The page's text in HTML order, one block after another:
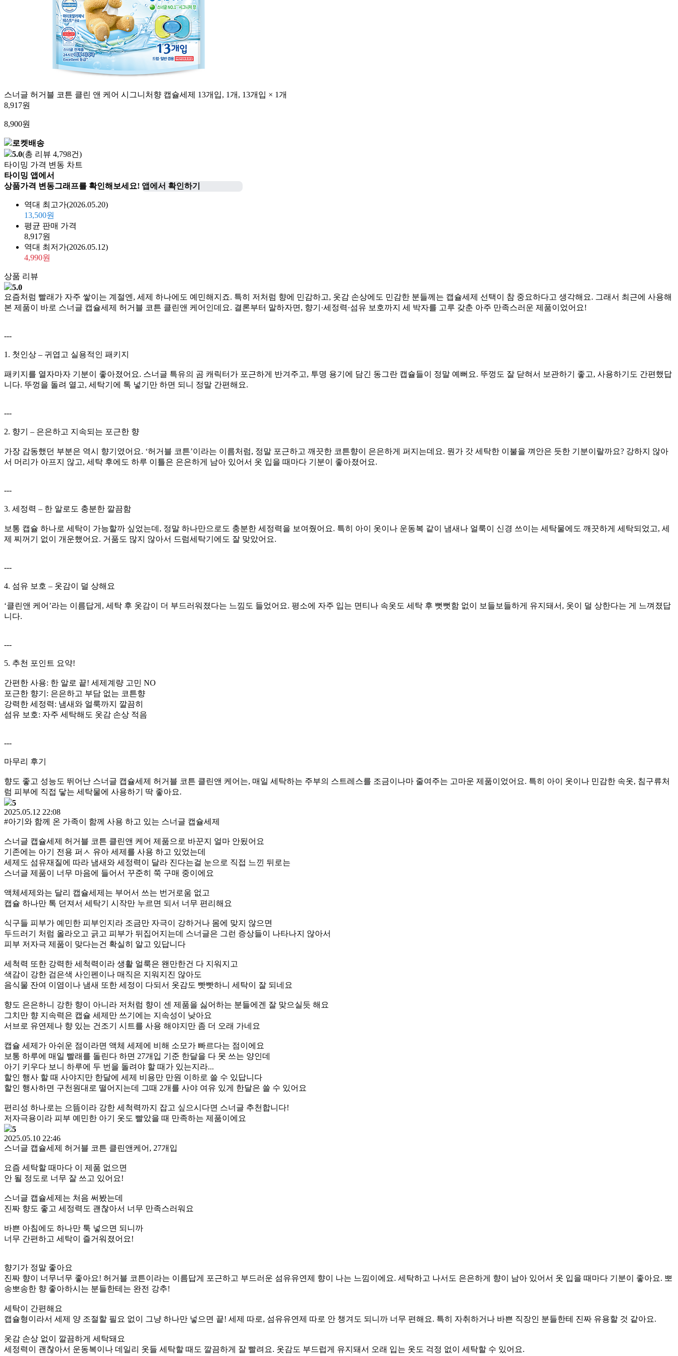
스너글 허거블 코튼 클린 앤 케어 시그니처향 캡슐세제 13개입, 1개, 13개입 × 1개
8,917원
8,900원
로켓배송
5.0(총 리뷰 4,798건)
타이밍 가격 변동 차트
타이밍 앱에서
상품가격 변동그래프를 확인해보세요! 앱에서 확인하기
역대 최고가(2026.05.20)
13,500원
평균 판매 가격
8,917원
역대 최저가(2026.05.12)
4,990원
상품 리뷰
5.0
요즘처럼 빨래가 자주 쌓이는 계절엔, 세제 하나에도 예민해지죠. 특히 저처럼 향에 민감하고, 옷감 손상에도 민감한 분들께는 캡슐세제 선택이 참 중요하다고 생각해요. 그래서 최근에 사용해
본 제품이 바로 스너글 캡슐세제 허거블 코튼 클린앤 케어인데요. 결론부터 말하자면, 향기·세정력·섬유 보호까지 세 박자를 고루 갖춘 아주 만족스러운 제품이었어요!
---
1. 첫인상 – 귀엽고 실용적인 패키지
패키지를 열자마자 기분이 좋아졌어요. 스너글 특유의 곰 캐릭터가 포근하게 반겨주고, 투명 용기에 담긴 동그란 캡슐들이 정말 예뻐요. 뚜껑도 잘 닫혀서 보관하기 좋고, 사용하기도 간편했답
니다. 뚜껑을 돌려 열고, 세탁기에 톡 넣기만 하면 되니 정말 간편해요.
---
2. 향기 – 은은하고 지속되는 포근한 향
가장 감동했던 부분은 역시 향기였어요. ‘허거블 코튼’이라는 이름처럼, 정말 포근하고 깨끗한 코튼향이 은은하게 퍼지는데요. 뭔가 갓 세탁한 이불을 껴안은 듯한 기분이랄까요? 강하지 않아
서 머리가 아프지 않고, 세탁 후에도 하루 이틀은 은은하게 남아 있어서 옷 입을 때마다 기분이 좋아졌어요.
---
3. 세정력 – 한 알로도 충분한 깔끔함
보통 캡슐 하나로 세탁이 가능할까 싶었는데, 정말 하나만으로도 충분한 세정력을 보여줬어요. 특히 아이 옷이나 운동복 같이 냄새나 얼룩이 신경 쓰이는 세탁물에도 깨끗하게 세탁되었고, 세
제 찌꺼기 없이 개운했어요. 거품도 많지 않아서 드럼세탁기에도 잘 맞았어요.
---
4. 섬유 보호 – 옷감이 덜 상해요
‘클린앤 케어’라는 이름답게, 세탁 후 옷감이 더 부드러워졌다는 느낌도 들었어요. 평소에 자주 입는 면티나 속옷도 세탁 후 뻣뻣함 없이 보들보들하게 유지돼서, 옷이 덜 상한다는 게 느껴졌답
니다.
---
5. 추천 포인트 요약!
간편한 사용: 한 알로 끝! 세제계량 고민 NO
포근한 향기: 은은하고 부담 없는 코튼향
강력한 세정력: 냄새와 얼룩까지 깔끔히
섬유 보호: 자주 세탁해도 옷감 손상 적음
---
마무리 후기
향도 좋고 성능도 뛰어난 스너글 캡슐세제 허거블 코튼 클린앤 케어는, 매일 세탁하는 주부의 스트레스를 조금이나마 줄여주는 고마운 제품이었어요. 특히 아이 옷이나 민감한 속옷, 침구류처
럼 피부에 직접 닿는 세탁물에 사용하기 딱 좋아요.
5
2025.05.12 22:08
#아기와 함께 온 가족이 함께 사용 하고 있는 스너글 캡슐세제
스너글 캡슐세제 허거블 코튼 클린앤 케어 제품으로 바꾼지 얼마 안됬어요
기존에는 아기 전용 퍼ㅅ 유아 세제를 사용 하고 있었는데
세제도 섬유재질에 따라 냄새와 세정력이 달라 진다는걸 눈으로 직접 느낀 뒤로는
스너글 제품이 너무 마음에 들어서 꾸준히 쭉 구매 중이에요
액체세제와는 달리 캡슐세제는 부어서 쓰는 번거로움 없고
캡슐 하나만 톡 던져서 세탁기 시작만 누르면 되서 너무 편리해요
식구들 피부가 예민한 피부인지라 조금만 자극이 강하거나 몸에 맞지 않으면
두드러기 처럼 올라오고 긁고 피부가 뒤집어지는데 스너글은 그런 증상들이 나타나지 않아서
피부 저자극 제품이 맞다는건 확실히 알고 있답니다
세척력 또한 강력한 세척력이라 생활 얼룩은 왠만한건 다 지워지고
색감이 강한 검은색 사인펜이나 매직은 지워지진 않아도
음식물 잔여 이염이나 냄새 또한 세정이 다되서 옷감도 빳빳하니 세탁이 잘 되네요
향도 은은하니 강한 향이 아니라 저처럼 향이 센 제품을 싫어하는 분들에겐 잘 맞으실듯 해요
그치만 향 지속력은 캡슐 세제만 쓰기에는 지속성이 낮아요
서브로 유연제나 향 있는 건조기 시트를 사용 해야지만 좀 더 오래 가네요
캡슐 세제가 아쉬운 점이라면 액체 세제에 비해 소모가 빠르다는 점이에요
보통 하루에 매일 빨래를 돌린다 하면 27개입 기준 한달을 다 못 쓰는 양인데
아기 키우다 보니 하루에 두 번을 돌려야 할 때가 있는지라...
할인 행사 할 때 사야지만 한달에 세제 비용만 만원 이하로 쓸 수 있답니다
할인 행사하면 구천원대로 떨어지는데 그때 2개를 사야 여유 있게 한달은 쓸 수 있어요
편리성 하나로는 으뜸이라 강한 세척력까지 잡고 싶으시다면 스너글 추천합니다!
저자극용이라 피부 예민한 아기 옷도 빨았을 때 만족하는 제품이에요
5
2025.05.10 22:46
스너글 캡슐세제 허거블 코튼 클린앤케어, 27개입
요즘 세탁할 때마다 이 제품 없으면
안 될 정도로 너무 잘 쓰고 있어요!
스너글 캡슐세제는 처음 써봤는데
진짜 향도 좋고 세정력도 괜찮아서 너무 만족스러워요
바쁜 아침에도 하나만 툭 넣으면 되니까
너무 간편하고 세탁이 즐거워졌어요!
향기가 정말 좋아요
진짜 향이 너무너무 좋아요! 허거블 코튼이라는 이름답게 포근하고 부드러운 섬유유연제 향이 나는 느낌이에요. 세탁하고 나서도 은은하게 향이 남아 있어서 옷 입을 때마다 기분이 좋아요. 뽀
송뽀송한 향 좋아하시는 분들한테는 완전 강추!
세탁이 간편해요
캡슐형이라서 세제 양 조절할 필요 없이 그냥 하나만 넣으면 끝! 세제 따로, 섬유유연제 따로 안 챙겨도 되니까 너무 편해요. 특히 자취하거나 바쁜 직장인 분들한테 진짜 유용할 것 같아요.
옷감 손상 없이 깔끔하게 세탁돼요
세정력이 괜찮아서 운동복이나 데일리 옷들 세탁할 때도 깔끔하게 잘 빨려요. 옷감도 부드럽게 유지돼서 오래 입는 옷도 걱정 없이 세탁할 수 있어요.